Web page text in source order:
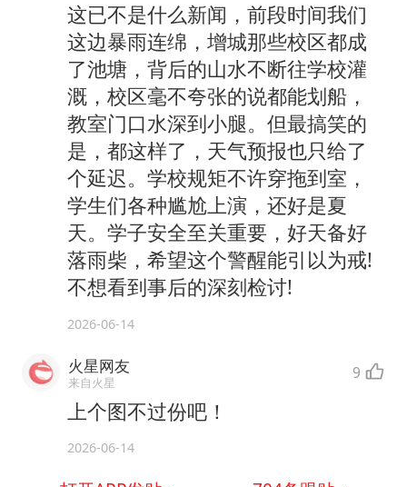
这已不是什么新闻，前段时间我们
这边暴雨连绵，增城那些校区都成
了池塘，背后的山水不断往学校灌
溉，校区毫不夸张的说都能划船，
教室门口水深到小腿。但最搞笑的
是，都这样了，天气预报也只给了
个延迟。学校规矩不许穿拖到室，
学生们各种尴尬上演，还好是夏
天。学子安全至关重要，好天备好
落雨柴，希望这个警醒能引以为戒!
不想看到事后的深刻检讨!
2026-06-14
火星网友
来自火星 9
上个图不过份吧！
2026-06-14